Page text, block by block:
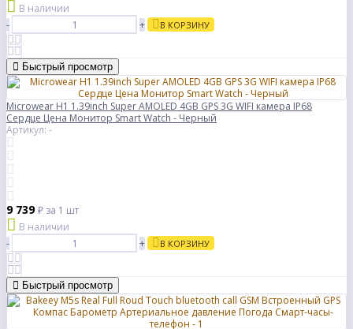
В наличии
-
+ В КОРЗИНУ
Быстрый просмотр
Microwear H1 1.39inch Super AMOLED 4GB GPS 3G WIFI камера IP68
Сердце Цена Монитор Smart Watch - Черный
Артикул: -
9 739₽ за 1 шт
В наличии
-
+ В КОРЗИНУ
Быстрый просмотр